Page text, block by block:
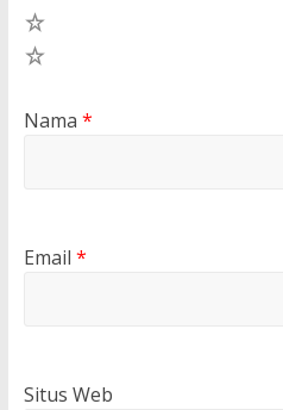
Nama *
Email *
Situs Web